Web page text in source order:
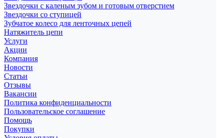
Звездочки с каленым зубом и готовым отверстием
Звездочки со ступицей
Зубчатое колесо для ленточных цепей
Натяжитель цепи
Услуги
Акции
Компания
Новости
Статьи
Отзывы
Вакансии
Политика конфиденциальности
Пользовательское соглашение
Помощь
Покупки